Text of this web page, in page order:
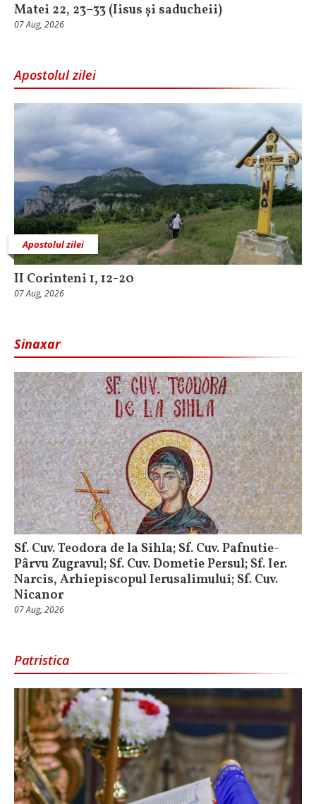
Matei 22, 23–33 (Iisus și saducheii)
07 Aug, 2026
Apostolul zilei
Apostolul zilei
II Corinteni 1, 12-20
07 Aug, 2026
Sinaxar
Sf. Cuv. Teodora de la Sihla; Sf. Cuv. Pafnutie-
Pârvu Zugravul; Sf. Cuv. Dometie Persul; Sf. Ier.
Narcis, Arhiepiscopul Ierusalimului; Sf. Cuv.
Nicanor
07 Aug, 2026
Patristica